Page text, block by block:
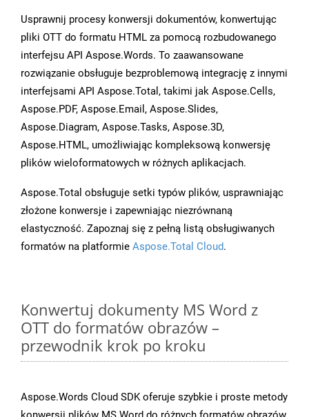
Usprawnij procesy konwersji dokumentów, konwertując
pliki OTT do formatu HTML za pomocą rozbudowanego
interfejsu API Aspose.Words. To zaawansowane
rozwiązanie obsługuje bezproblemową integrację z innymi
interfejsami API Aspose.Total, takimi jak Aspose.Cells,
Aspose.PDF, Aspose.Email, Aspose.Slides,
Aspose.Diagram, Aspose.Tasks, Aspose.3D,
Aspose.HTML, umożliwiając kompleksową konwersję
plików wieloformatowych w różnych aplikacjach.
Aspose.Total obsługuje setki typów plików, usprawniając
złożone konwersje i zapewniając niezrównaną
elastyczność. Zapoznaj się z pełną listą obsługiwanych
formatów na platformie Aspose.Total Cloud.
Konwertuj dokumenty MS Word z
OTT do formatów obrazów –
przewodnik krok po kroku
Aspose.Words Cloud SDK oferuje szybkie i proste metody